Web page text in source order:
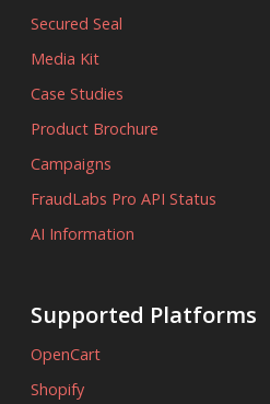
Secured Seal
Media Kit
Case Studies
Product Brochure
Campaigns
FraudLabs Pro API Status
AI Information
Supported Platforms
OpenCart
Shopify